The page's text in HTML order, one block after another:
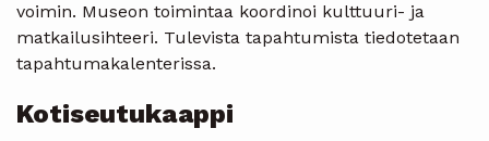
voimin. Museon toimintaa koordinoi kulttuuri- ja
matkailusihteeri. Tulevista tapahtumista tiedotetaan
tapahtumakalenterissa.
Kotiseutukaappi